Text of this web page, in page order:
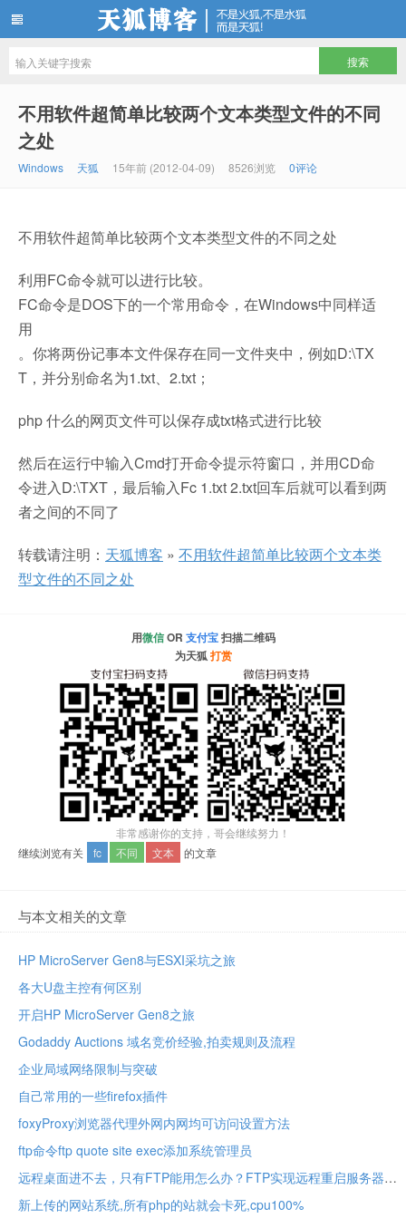
不用软件超简单比较两个文本类型文件的不同
之处
Windows 天狐 15年前 (2012-04-09) 8526浏览 0评论
不用软件超简单比较两个文本类型文件的不同之处
利用FC命令就可以进行比较。
FC命令是DOS下的一个常用命令，在Windows中同样适
用
。你将两份记事本文件保存在同一文件夹中，例如D:\TX
T，并分别命名为1.txt、2.txt；
php 什么的网页文件可以保存成txt格式进行比较
然后在运行中输入Cmd打开命令提示符窗口，并用CD命
令进入D:\TXT，最后输入Fc 1.txt 2.txt回车后就可以看到两
者之间的不同了
转载请注明： 天狐博客 » 不用软件超简单比较两个文本类
型文件的不同之处
用微信OR 支付宝扫描二维码
为天狐打赏
非常感谢你的支持，哥会继续努力！
继续浏览有关
fc 不同 文本 的文章
与本文相关的文章
HP MicroServer Gen8与ESXI采坑之旅
各大U盘主控有何区别
开启HP MicroServer Gen8之旅
Godaddy Auctions 域名竞价经验,拍卖规则及流程
企业局域网络限制与突破
自己常用的一些firefox插件
foxyProxy浏览器代理外网内网均可访问设置方法
ftp命令ftp quote site exec添加系统管理员
远程桌面进不去，只有FTP能用怎么办？FTP实现远程重启服务器重启IIS
新上传的网站系统,所有php的站就会卡死,cpu100%